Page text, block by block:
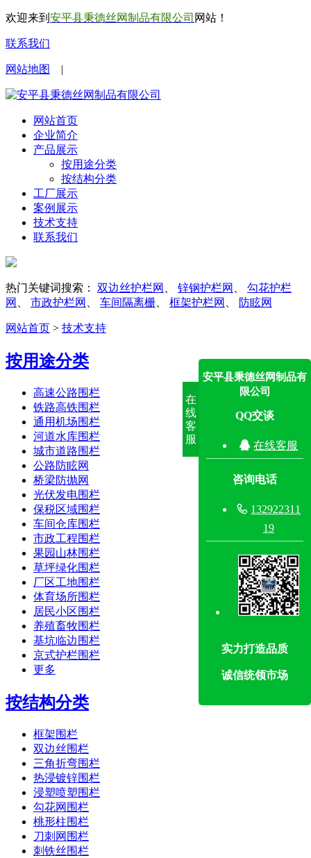
欢迎来到 安平县秉德丝网制品有限公司 网站！
联系我们
网站地图 |
网站首页
企业简介
产品展示
按用途分类
按结构分类
工厂展示
案例展示
技术支持
联系我们
热门关键词搜索： 双边丝护栏网 锌钢护栏网
勾花护栏
网
市政护栏网 车间隔离栅 框架护栏网 防眩网
网站首页 > 技术支持
按用途分类
高速公路围栏
铁路高铁围栏
通用机场围栏
河道水库围栏
城市道路围栏
公路防眩网
桥梁防抛网
光伏发电围栏
保税区域围栏
车间仓库围栏
市政工程围栏
果园山林围栏
草坪绿化围栏
厂区工地围栏
体育场所围栏
居民小区围栏
养殖畜牧围栏
基坑临边围栏
京式护栏围栏
更多
按结构分类
框架围栏
双边丝围栏
三角折弯围栏
热浸镀锌围栏
浸塑喷塑围栏
勾花网围栏
桃形柱围栏
刀刺网围栏
刺铁丝围栏
在
线
客
服
安平县秉德丝网制品有
限公司
QQ交谈
 在线客服
咨询电话
 132922311
19
实力打造品质
诚信统领市场